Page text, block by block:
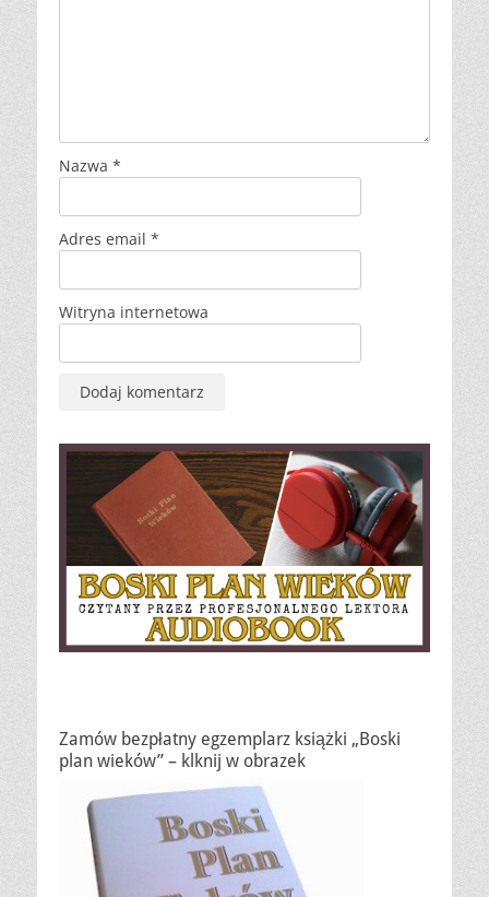
Nazwa *
Adres email *
Witryna internetowa
Zamów bezpłatny egzemplarz książki „Boski
plan wieków” – klknij w obrazek